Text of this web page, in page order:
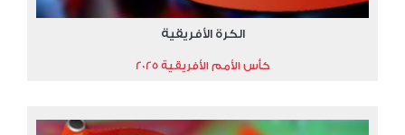
الكرة الأفريقية
كأس الأمم الأفريقية 2025